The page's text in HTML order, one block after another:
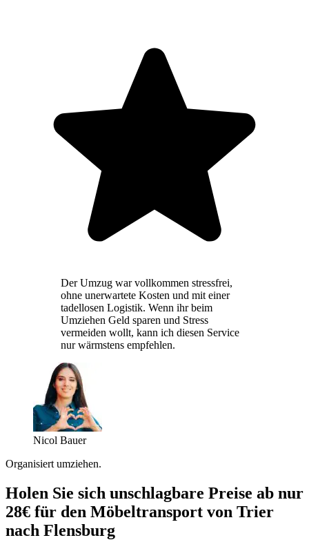
Der Umzug war vollkommen stressfrei,
ohne unerwartete Kosten und mit einer
tadellosen Logistik. Wenn ihr beim
Umziehen Geld sparen und Stress
vermeiden wollt, kann ich diesen Service
nur wärmstens empfehlen.
Nicol Bauer
Organisiert umziehen.
Holen Sie sich unschlagbare Preise ab nur
28€ für den Möbeltransport von Trier
nach Flensburg